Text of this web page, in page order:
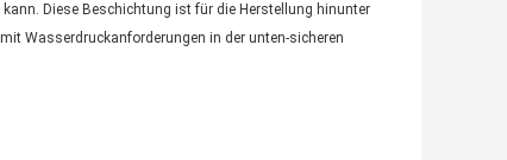
Diese Beschichtung ist für die Herstellung hinunter
Wasserdruckanforderungen in der unten-sicheren